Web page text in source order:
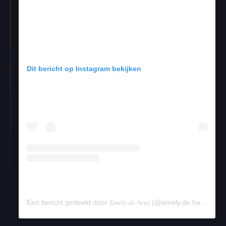
Dit bericht op Instagram bekijken
Een bericht gedeeld door 𝐸𝑚𝑒𝑙𝑦 𝑑𝑒 𝘩𝑒𝑢𝑠 (@emely.de.heus)